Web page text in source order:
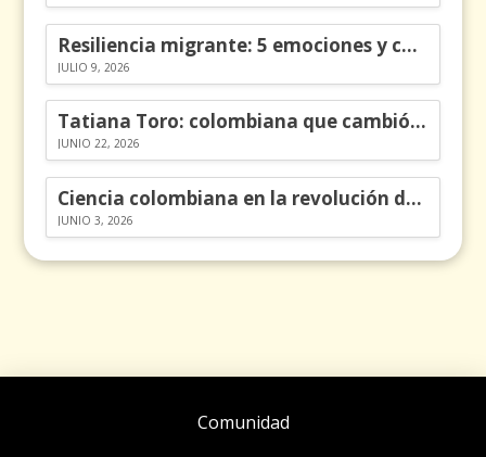
Resiliencia migrante: 5 emociones y cómo gestionarlas
JULIO 9, 2026
Tatiana Toro: colombiana que cambió la historia de las matemáticas
JUNIO 22, 2026
Ciencia colombiana en la revolución de los órganos en chips
JUNIO 3, 2026
Comunidad